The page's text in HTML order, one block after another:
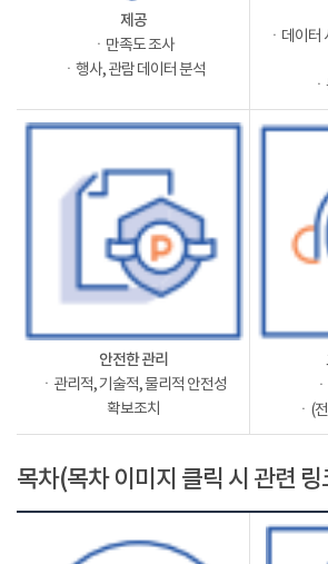
제공
ㆍ만족도 조사
ㆍ행사, 관람 데이터 분석
ㆍ데이터
안전한 관리
ㆍ관리적, 기술적, 물리적 안전성
확보조치
ㆍ(
목차(목차 이미지 클릭 시 관련